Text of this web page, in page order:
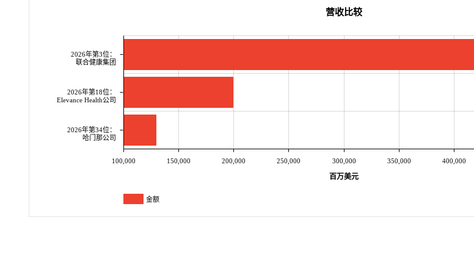
2026年第3位：
联合健康集团
2026年第18位：
Elevance Health公司
2026年第34位：
哈门那公司
100,000 150,000 200,000 250,000 300,000 350,000 400,000
百万美元
营收比较
金额